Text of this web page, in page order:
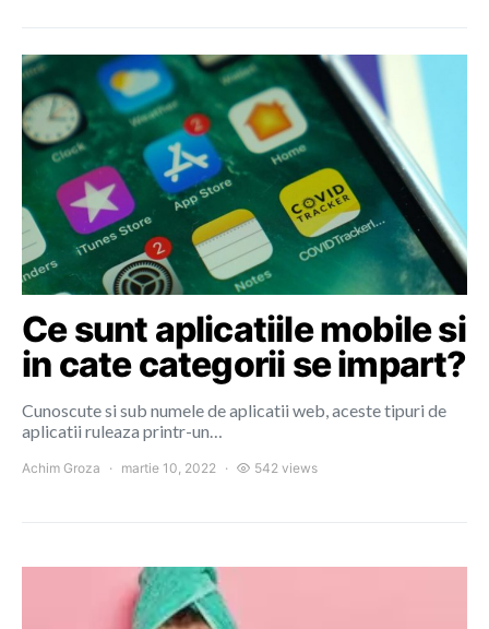
Ce sunt aplicatiile mobile si
in cate categorii se impart?
Cunoscute si sub numele de aplicatii web, aceste tipuri de
aplicatii ruleaza printr-un…
Achim Groza martie 10, 2022 542 views